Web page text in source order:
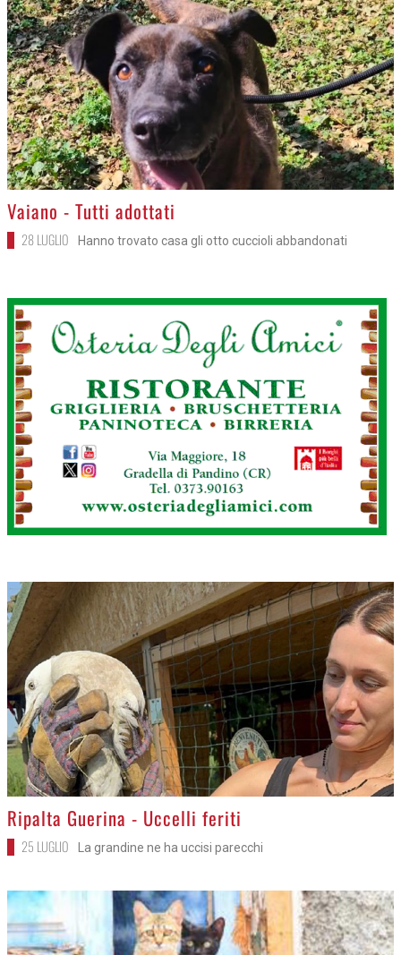
>
Vaiano - Tutti adottati
28 LUGLIO Hanno trovato casa gli otto cuccioli abbandonati
>
Ripalta Guerina - Uccelli feriti
25 LUGLIO La grandine ne ha uccisi parecchi